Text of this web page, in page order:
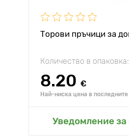
Торови пръчици за
Количество в опаковка:
8.20 €
Най-ниска цена в
Уведомление